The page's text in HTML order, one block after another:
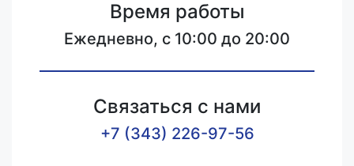
Время работы
Ежедневно, с 10:00 до 20:00
Связаться с нами
+7 (343) 226-97-56